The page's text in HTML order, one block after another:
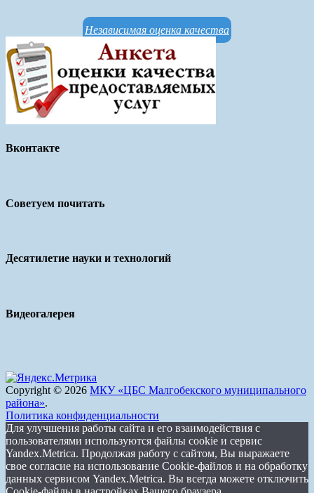
Независимая оценка качества
Вконтакте
Советуем почитать
Десятилетие науки и технологий
Видеогалерея
Copyright © 2026 МКУ «ЦБС Малгобекского муниципального
района».
Политика конфиденциальности
Для улучшения работы сайта и его взаимодействия с
пользователями используются файлы cookie и сервис
Yandex.Metrica. Продолжая работу с сайтом, Вы выражаете
свое согласие на использование Cookie-файлов и на обработку
данных сервисом Yandex.Metrica. Вы всегда можете отключить